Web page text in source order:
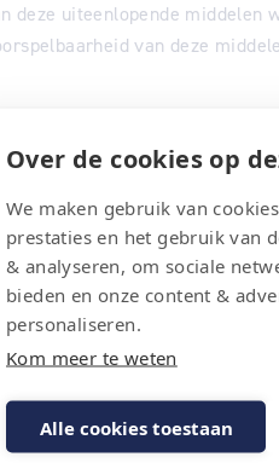
deze uiteenlopende middelen
van deze
van Enschede waren
hun spreektijd een
Het middagprogramma bracht
vorm van een viertal
waarbij we de
oplossingen waarmee IED’s
de gelegenheid
Militair Museum bleek
met een borrel binnen
dag!
Over de cookies op
We maken gebruik van
prestaties en het gebruik van
& analyseren, om sociale
bieden en onze content &
personaliseren.
Kom meer te weten
Alle cookies toestaan